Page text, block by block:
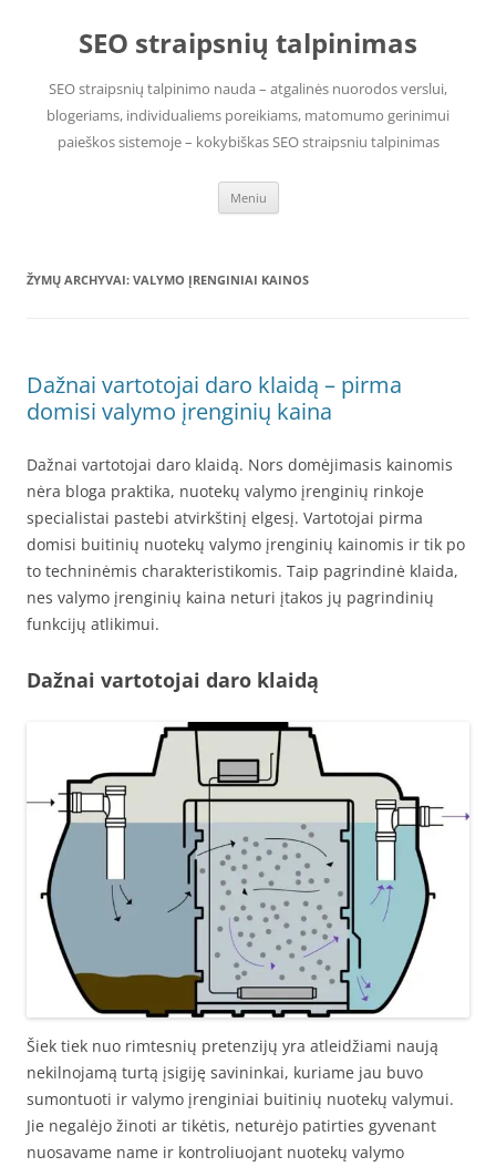
SEO straipsnių talpinimas
SEO straipsnių talpinimo nauda – atgalinės nuorodos verslui,
blogeriams, individualiems poreikiams, matomumo gerinimui
paieškos sistemoje – kokybiškas SEO straipsniu talpinimas
Meniu
ŽYMŲ ARCHYVAI: VALYMO ĮRENGINIAI KAINOS
Dažnai vartotojai daro klaidą – pirma
domisi valymo įrenginių kaina
Dažnai vartotojai daro klaidą. Nors domėjimasis kainomis
nėra bloga praktika, nuotekų valymo įrenginių rinkoje
specialistai pastebi atvirkštinį elgesį. Vartotojai pirma
domisi buitinių nuotekų valymo įrenginių kainomis ir tik po
to techninėmis charakteristikomis. Taip pagrindinė klaida,
nes valymo įrenginių kaina neturi įtakos jų pagrindinių
funkcijų atlikimui.
Dažnai vartotojai daro klaidą
Šiek tiek nuo rimtesnių pretenzijų yra atleidžiami naują
nekilnojamą turtą įsigiję savininkai, kuriame jau buvo
sumontuoti ir valymo įrenginiai buitinių nuotekų valymui.
Jie negalėjo žinoti ar tikėtis, neturėjo patirties gyvenant
nuosavame name ir kontroliuojant nuotekų valymo